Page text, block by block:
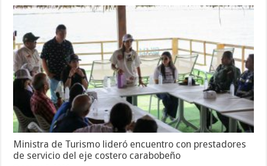
Ministra de Turismo lideró encuentro con prestadores
de servicio del eje costero carabobeño